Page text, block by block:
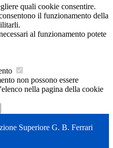
quali cookie consentire.
il funzionamento della
al funzionamento potete
non possono essere
nella pagina della cookie
Superiore G. B. Ferrari